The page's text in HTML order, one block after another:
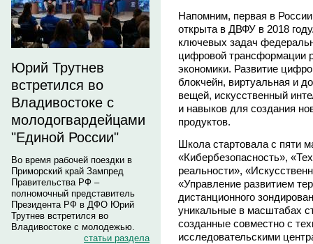
Юрий Трутнев
встретился во
Владивостоке с
молодогвардейцами
"Единой России"
Во время рабочей поездки в
Приморский край Зампред
Правительства РФ –
полномочный представитель
Президента РФ в ДФО Юрий
Трутнев встретился во
Владивостоке с молодежью.
статьи раздела
Напомним, первая в
открыта в ДВФУ в 2018
ключевых задач
цифровой трансформации
экономики. Развитие
блокчейн, виртуальная и
вещей, искусственный
и навыков для создания
продуктов.
Школа стартовала с пяти
«Кибербезопасность»,
реальности»,
«Управление развитием
дистанционного
уникальные в масштабах
созданные совместно с
исследовательскими